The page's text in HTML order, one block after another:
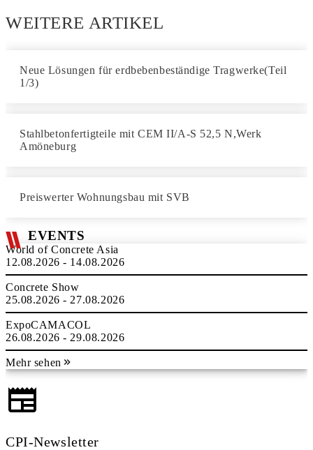
WEITERE ARTIKEL
Neue Lösungen für erdbebenbeständige Tragwerke(Teil
1/3)
Stahlbetonfertigteile mit CEM II/A-S 52,5 N,Werk
Amöneburg
Preiswerter Wohnungsbau mit SVB
EVENTS
World of Concrete Asia
12.08.2026 - 14.08.2026
Concrete Show
25.08.2026 - 27.08.2026
ExpoCAMACOL
26.08.2026 - 29.08.2026
Mehr sehen
CPI-Newsletter